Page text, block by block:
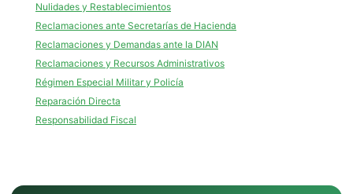
Nulidades y Restablecimientos
Reclamaciones ante Secretarías de Hacienda
Reclamaciones y Demandas ante la DIAN
Reclamaciones y Recursos Administrativos
Régimen Especial Militar y Policía
Reparación Directa
Responsabilidad Fiscal